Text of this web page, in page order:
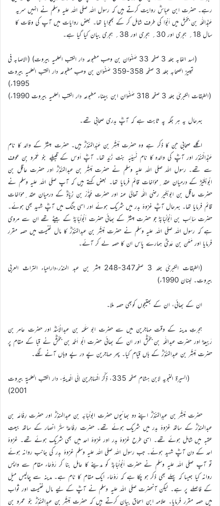
رہے۔ حضرت ابن عباسؓ روایت کرتے ہیں کہ رسول اللہ صلی اللہ علیہ وسلم نے انہیں سریہ
عَبْدُاللّٰہ بن جَحْشَ میں اَبْوَا کی طرف شامل کر کے بھجوایا تھا۔ بعض روایات میں آپ کی وفات کا
سال 18؍ ہجری اور 30؍ ہجری اور 38؍ ہجری بیان کیا گیا ہے۔
(اسد الغابہ جلد 3 صفحہ 33 صَفْوَان بن وھب مطبوعہ دار الکتب العلمیہ بیروت) (الاصابہ فی
تمییز الصحابہ جلد 3 صفحہ 358-359 صَفْوَان بن وھب مطبوعہ دار الکتب العلمیہ بیروت
1995ء)
(الطبقات الکبریٰ جلد 3 صفحہ 318 صَفْوَان ابن بیضاء مطبوعہ دار الکتب العلمیہ بیروت 1990ء)
بہرحال یہ ہر جگہ پہ ثابت ہے کہ آپؓ بدری صحابی تھے۔
اگلے صحابی جن کا ذکر ہے وہ حضرت مُبَشِّر بن عَبْدالمُنْذِرؓ ہیں۔ حضرت مبشرؓ کے والد کا نام
عَبْدُالْمُنْذِر اور آپؓ کی والدہ کا نام نَسِیْبَہ بنت زَیْد تھا۔ آپؓ اَوس کے قبیلے بنو عَمْرو بِن عوف
سے تھے۔ رسول اللہ صلی اللہ علیہ وسلم نے حضرت مُبَشِّر بن عبدالمُنْذِرؓ اور حضرت عاقِل بن
ابُوبُکَیْرؓ کے درمیان عقد ِمؤاخات قائم فرمایا تھا۔ بعض کہتے ہیں کہ آپ صلی اللہ علیہ وسلم نے
حضرت عاقِل بن ابوبُکَیر رضی اللّٰہ تعالیٰ عنہ اور حضرت مُجَذَّرْ بن زِیَادؓ کے درمیان عقد ِمؤاخات
قائم فرمایا تھا۔ بہرحال آپؓ غزوۂ بدر میں شریک ہوئے اور اسی جنگ میں آپؓ شہید بھی ہوئے۔
حضرت سَائِب بن اَبُوْلُبَابَہؓ جو حضرت مبشرؓ کے بھائی حضرت اَبُولُبَابَہؓ کے بیٹے تھے ان سے مروی
ہے کہ رسول اللہ صلی اللہ علیہ وسلم نے حضرت مُبَشِّر بن عبدالمُنْذِرؓ کا مال غنیمت میں حصہ مقرر
فرمایا اور مَعْن بن عَدِیؓ ہمارے پاس ان کا حصہ لے کر آئے۔
(الطبقات الکبریٰ جلد 3 صفحہ347-248 مبشر بن عبد المنذر،داراحیاء التراث العربی
بیروت۔ لبنان 1990ء)
ان کے بھائی، ان کے بھتیجوں کوبھی حصہ ملا۔
ہجرتِ مدینہ کے وقت مہاجرین میں سے حضرت ابو سَلَمَہ بن عبدالْاَسَدؓ اور حضرت عامر بن
رَبِیعہؓ اور حضرت عبداللّٰہ بن جَحْشؓ اور ان کے بھائی حضرت ابُو اَحْمَد بن جَحْشؓ نے قبا کے مقام پر
حضرت مُبَشِّر بن عبدالمُنْذِرؓ کے ہاں قیام کیا۔ پھر مہاجرین پے در پے وہاں آنے لگے۔
(السیرۃ النبویہ لابن ہشام صفحہ 335، ذِكْرُ الْمُهَاجِرِينَ إلَى الْمَدِينَةِ، دار الکتب العلمیۃ بیروت
2001)
حضرت مُبَشِّر بن عبدِالمُنْذِرؓ اپنے دو بھائیوں حضرت ابولُبَابَہ بن عبدالمنذِرؓ اور حضرت رِفَاعَہ بن
عبدالمنذِرؓ کے ساتھ غزوۂ بدر میں شریک ہوئے تھے۔ حضرت رِفَاعہؓ ستّر انصار کے ساتھ بیعتِ
عقبہ میں شامل ہوئے تھے۔ اسی طرح غزوۂ بدر اور غزوۂ احد میں بھی شریک ہوئے تھے۔ غزوۂ
احد کے دن آپؓ شہید ہوئے۔ جب رسول اللہ صلی اللہ علیہ وسلم غزوۂ بدر کی جانب روانہ ہوئے
تو آپ صلی اللہ علیہ وسلم نے حضرت اَبُولُبَابہؓ کو مدینے کا عامل بنا کر رَوْحَاء مقام سے واپس
روانہ کیا جیسا کہ پہلے بھی ذکر ہو چکا ہے کہ رَوْحَاء ایک مقام کا نام ہے۔ مدینہ سے چالیس میل
کے فاصلے پر ہے۔ لیکن آنحضرت صلی اللہ علیہ وسلم نے آپؓ کے لیے مال غنیمت اور ثواب
میں حصہ مقرر فرمایا۔ علامہ ابن اسحاق بیان کرتے ہیں کہ حضرت مُبَشِّر بن عبدِالمُنْذِرؓ بنو عمرو بن